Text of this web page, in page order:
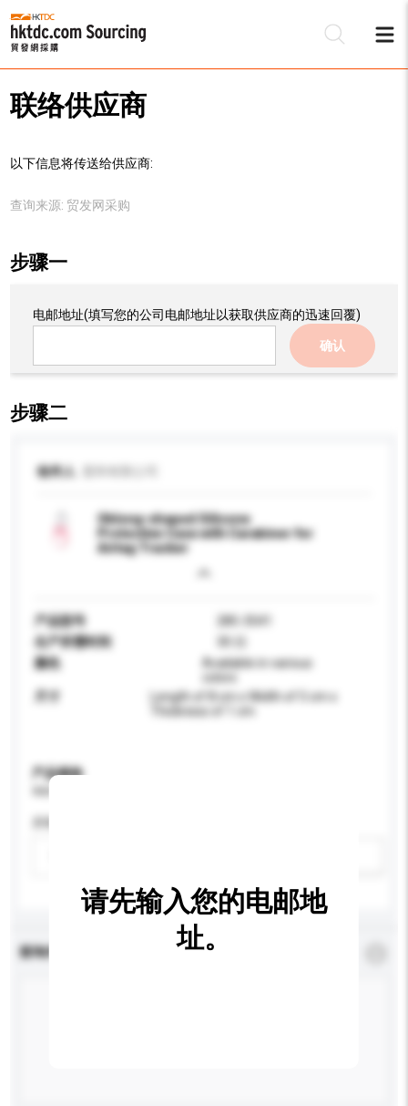
联络供应商
以下信息将传送给供应商:
查询来源: 贸发网采购
步骤一
电邮地址(填写您的公司电邮地址以获取供应商的迅速回覆)
确认
步骤二
收件人
Oblong-shaped Silicone
Protective Case with Carabiner for
Airtag Tracker
产品型号
285-3541
生产所需时间
颜色
Available in various
Length of 8 cm x Width of 5 cm x
Thickness of 1 cm
产品规格
查询内容
请先输入您的电邮地
址。